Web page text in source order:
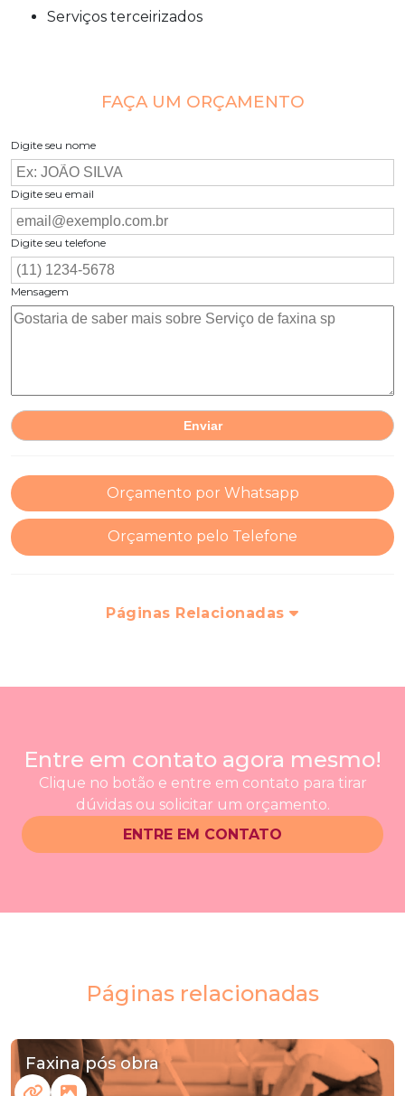
serviços terceirizados
FAÇA UM ORÇAMENTO
Digite seu nome
Digite seu email
Digite seu telefone
Mensagem
Orçamento por Whatsapp
Orçamento pelo Telefone
Páginas Relacionadas
Entre em contato agora mesmo!
Clique no botão e entre em contato para tirar
dúvidas ou solicitar um orçamento.
ENTRE EM CONTATO
Páginas relacionadas
Faxina pós obra